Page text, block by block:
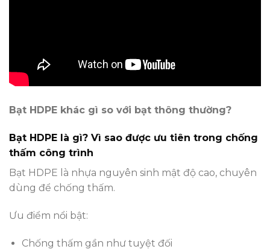
Bạt HDPE khác gì so với bạt thông thường?
Bạt HDPE là gì? Vì sao được ưu tiên trong chống
thấm công trình
Bạt HDPE là nhựa nguyên sinh mật độ cao, chuyên
dùng để chống thấm.
Ưu điểm nổi bật:
Chống thấm gần như tuyệt đối